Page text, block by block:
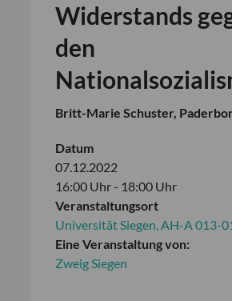
Widerstands
den
Britt-Marie Schuster,
Datum
07.12.2022
16:00 Uhr - 18:00 Uhr
Veranstaltungsort
Universität Siegen, AH-A 013-
Eine Veranstaltung von:
Zweig Siegen